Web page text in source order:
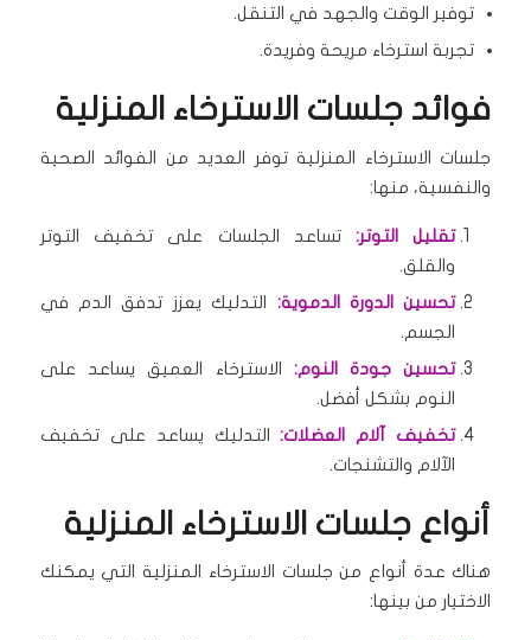
توفير الوقت والجهد في التنقل.
تجربة استرخاء مريحة وفريدة.
فوائد جلسات الاسترخاء المنزلية
جلسات الاسترخاء المنزلية توفر العديد من الفوائد الصحية
والنفسية، منها:
تقليل التوتر:تساعد الجلسات على تخفيف التوتر
والقلق.
تحسين الدورة الدموية: التدليك يعزز تدفق الدم في
الجسم.
تحسين جودة النوم: الاسترخاء العميق يساعد على
النوم بشكل أفضل.
تخفيف آلام العضلات:التدليك يساعد على تخفيف
الآلام والتشنجات.
أنواع جلسات الاسترخاء المنزلية
هناك عدة أنواع من جلسات الاسترخاء المنزلية التي يمكنك
الاختيار من بينها: